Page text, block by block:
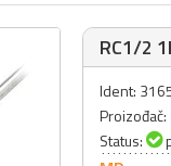
RC1/2
Ident:
Proizođač:
Status: